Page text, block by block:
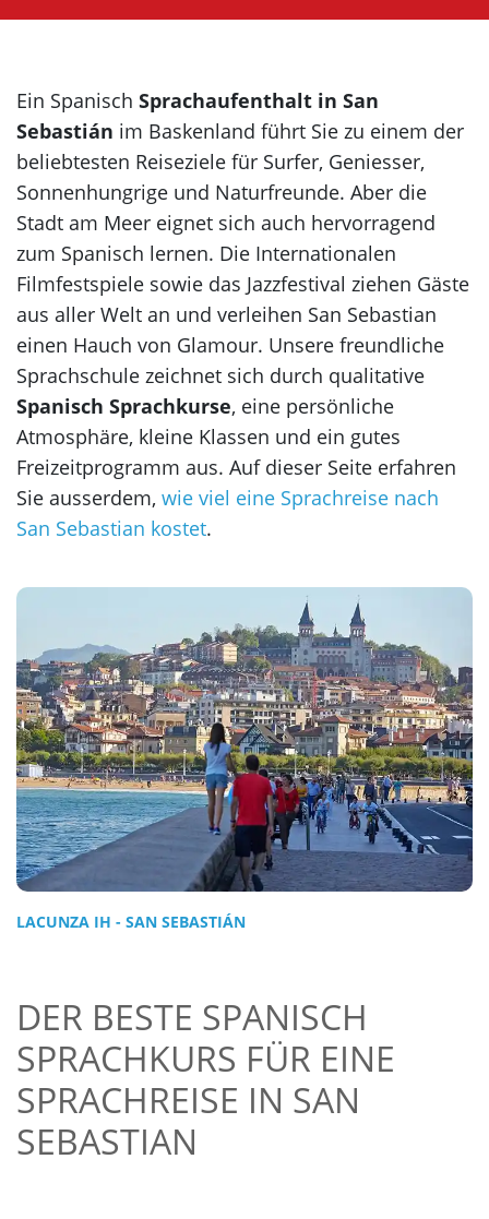
Ein Spanisch Sprachaufenthalt in San
Sebastián im Baskenland führt Sie zu einem der
beliebtesten Reiseziele für Surfer, Geniesser,
Sonnenhungrige und Naturfreunde. Aber die
Stadt am Meer eignet sich auch hervorragend
zum Spanisch lernen. Die Internationalen
Filmfestspiele sowie das Jazzfestival ziehen Gäste
aus aller Welt an und verleihen San Sebastian
einen Hauch von Glamour. Unsere freundliche
Sprachschule zeichnet sich durch qualitative
Spanisch Sprachkurse, eine persönliche
Atmosphäre, kleine Klassen und ein gutes
Freizeitprogramm aus. Auf dieser Seite erfahren
Sie ausserdem, wie viel eine Sprachreise nach
San Sebastian kostet.
LACUNZA IH - SAN SEBASTIÁN
DER BESTE SPANISCH
SPRACHKURS FÜR EINE
SPRACHREISE IN SAN
SEBASTIAN